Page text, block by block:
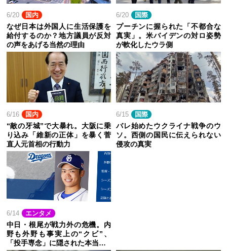
6/20 国内
なぜ日本は外国人に生活保護を
給付するのか？地方議員が反対
の声をあげる当然の理由
6/20 国際
プーチンに握られた「不都合な
真実」。米バイデンの対ロ姿勢
が軟化したウラ側
6/16 国内
“敵の牙城”で大暴れ。大阪に乗
り込み「維新の正体」を暴く菅
直人元首相の行動力
6/15 国際
バレ始めたウクライナ戦争のウ
ソ。西側の国民に伝えられない
侵攻の真実
6/14 エンタメ
中日・根尾が戦力外の危機。内
野も外野も事実上の“クビ”、
「投手専念」に隠された本当…